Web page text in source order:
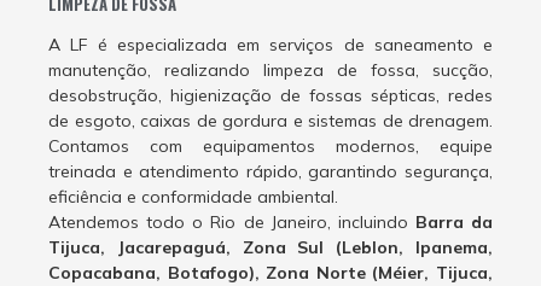
A LF é especializada em serviços de saneamento e
manutenção, realizando limpeza de fossa, sucção,
desobstrução, higienização de fossas sépticas, redes
de esgoto, caixas de gordura e sistemas de drenagem.
Contamos com equipamentos modernos, equipe
treinada e atendimento rápido, garantindo segurança,
eficiência e conformidade ambiental.
Atendemos todo o Rio de Janeiro, incluindo Barra da
Tijuca, Jacarepaguá, Zona Sul (Leblon, Ipanema,
Copacabana, Botafogo), Zona Norte (Méier, Tijuca,